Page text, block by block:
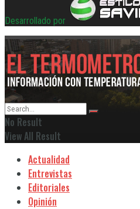
Desarrollado por
No Result
View All Result
Actualidad
Entrevistas
Editoriales
Opinión